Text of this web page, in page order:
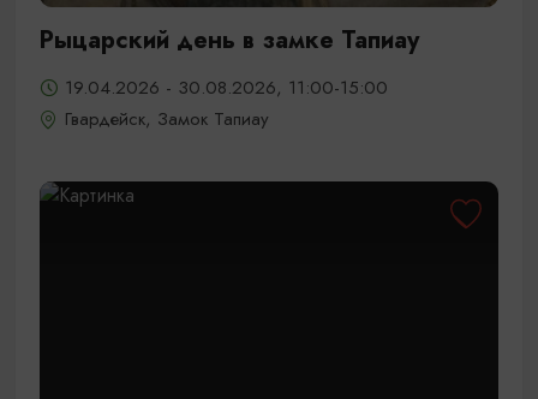
Рыцарский день в замке Тапиау
19.04.2026 - 30.08.2026, 11:00-15:00
Гвардейск, Замок Тапиау